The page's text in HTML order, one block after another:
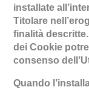
installate
Titolare
finalità
dei Cookie
consenso
Quando